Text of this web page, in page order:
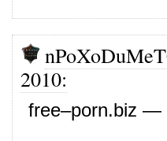
2010:
free–porn.biz —